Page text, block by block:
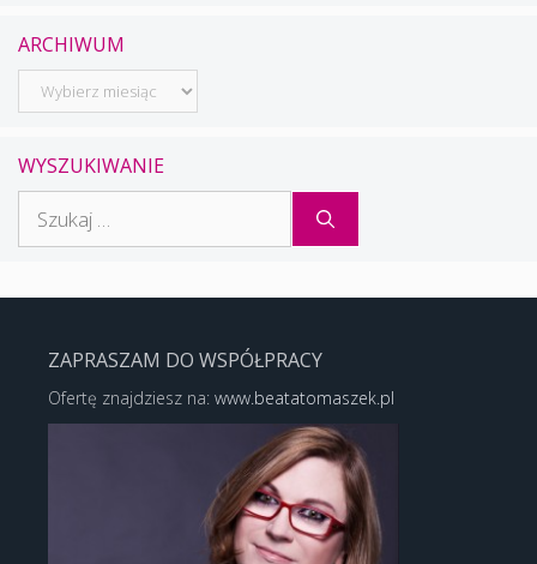
ARCHIWUM
Archiwum
WYSZUKIWANIE
ZAPRASZAM DO WSPÓŁPRACY
Ofertę znajdziesz na: www.beatatomaszek.pl